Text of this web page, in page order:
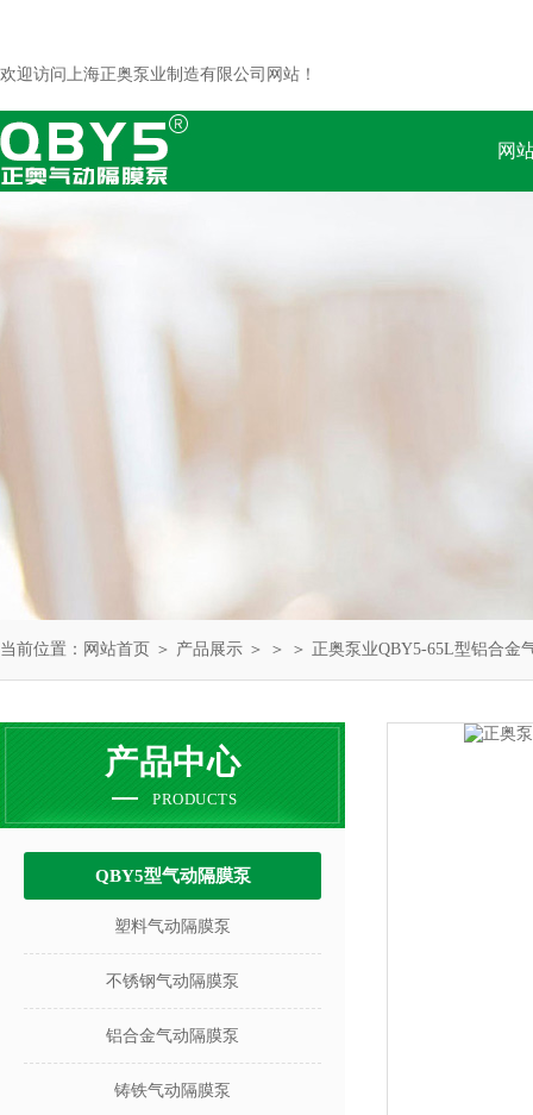
欢迎访问上海正奥泵业制造有限公司网站！
网
当前位置： 网站首页 ＞ 产品展示 ＞ ＞ ＞ 正奥泵业QBY5-65L型铝合金
产品中心
PRODUCTS
QBY5型气动隔膜泵
塑料气动隔膜泵
不锈钢气动隔膜泵
铝合金气动隔膜泵
铸铁气动隔膜泵